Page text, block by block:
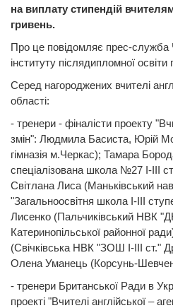
на виплату стипендій
гривень.
Про це повідомляє прес-служба
інституту післядипломної освіти
Серед нагороджених вчителі
області:
- тренери - фіналісти проекту
змін": Людмила Басиста, Юрій
гімназія м.Черкас); Тамара
спеціалізована школа №27 І-ІІІ
Світлана Лиса (Маньківський
"Загальноосвітня школа І-ІІІ
Лисенко (Пальчиківський НВК
Катеринопільської районної
(Свічківська НВК "ЗОШ І-ІІІ ст."
Олена Уманець (Корсунь-
- тренери Британської Ради в
проекті "Вчителі англійської –